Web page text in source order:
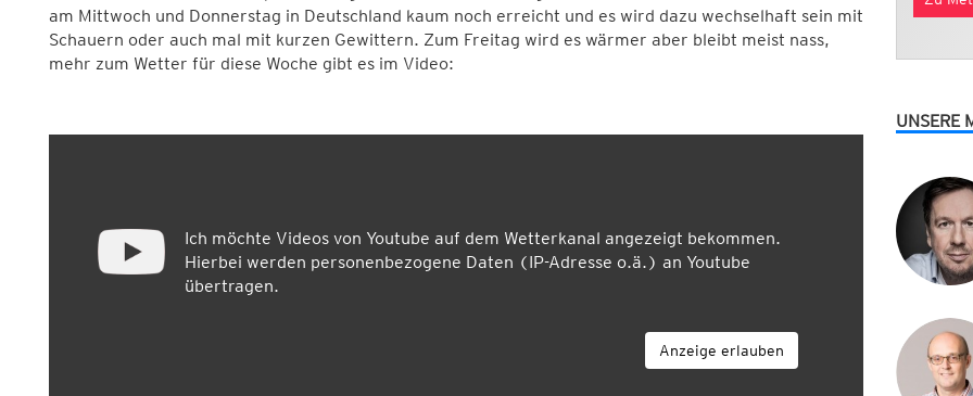
am Mittwoch und Donnerstag in Deutschland kaum noch erreicht und es wird dazu wechselhaft sein mit
Schauern oder auch mal mit kurzen Gewittern. Zum Freitag wird es wärmer aber bleibt meist nass,
mehr zum Wetter für diese Woche gibt es im Video:
Ich möchte Videos von Youtube auf dem Wetterkanal angezeigt bekommen.
Hierbei werden personenbezogene Daten (IP-Adresse o.ä.) an Youtube
übertragen.
Anzeige erlauben
UNSERE